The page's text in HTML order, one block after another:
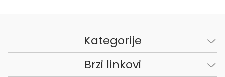
Kategorije
Brzi linkovi